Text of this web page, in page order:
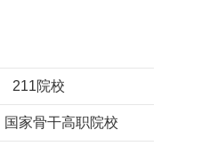
211院校
国家骨干高职院校